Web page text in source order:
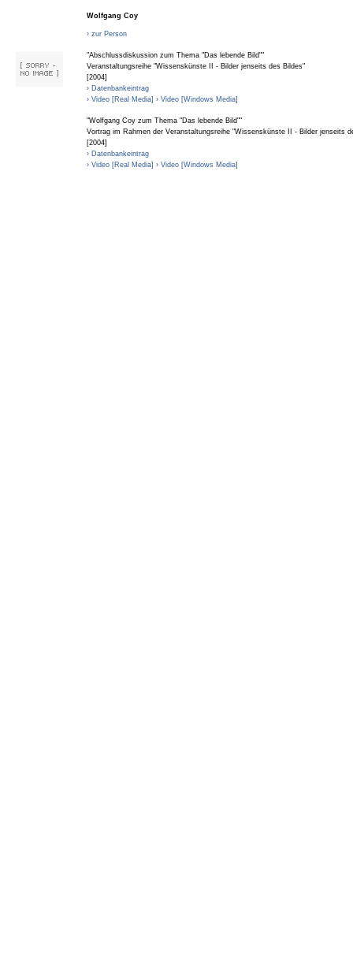
Wolfgang Coy
› zur Person
"Abschlussdiskussion zum Thema "Das lebende Bild""
Veranstaltungsreihe "Wissenskünste II - Bilder jenseits des Bildes"
[2004]
› Datenbankeintrag
› Video [Real Media] › Video [Windows Media]
"Wolfgang Coy zum Thema "Das lebende Bild""
Vortrag im Rahmen der Veranstaltungsreihe "Wissenskünste II - Bilder jenseits
[2004]
› Datenbankeintrag
› Video [Real Media] › Video [Windows Media]